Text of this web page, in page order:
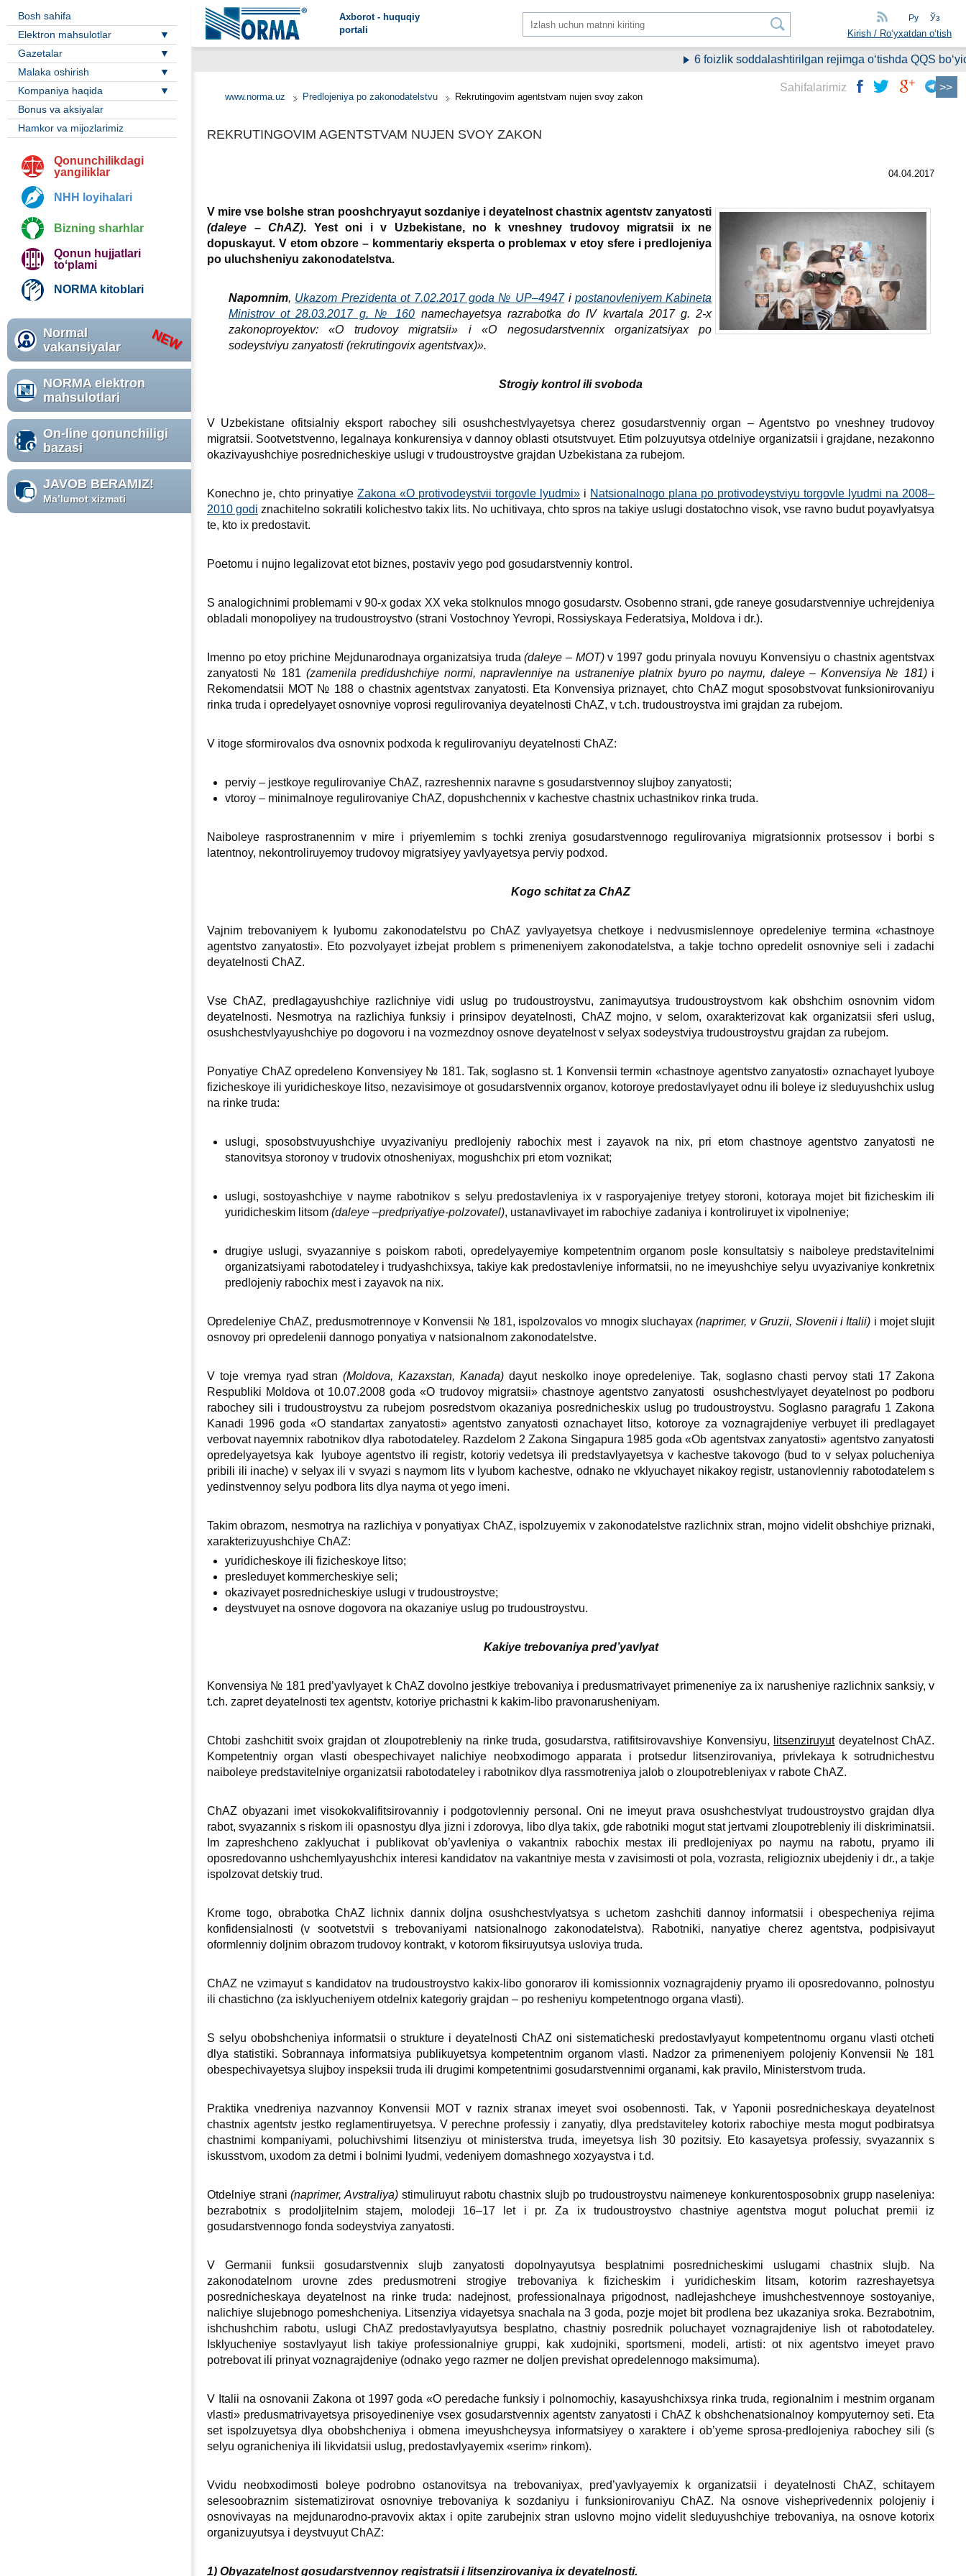
Aхborot - huquqiy
portali
Ру Ўз
Kirish / Roʻyхatdan oʻtish
Bosh sahifa
Elektron mahsulotlar
Gazetalar
Malaka oshirish
Kompaniya haqida
Bonus va aksiyalar
Hamkor va mijozlarimiz
Qonunchilikdagi
yangiliklar
NHH loyihalari
Bizning sharhlar
Qonun hujjatlari
toʻplami
NORMA kitoblari
Normal
vakansiyalar
NORMA elektron
mahsulotlari
On-line qonunchiligi
bazasi
JAVOB BERAMIZ!
Ma’lumot хizmati
6 foizlik soddalashtirilgan rejimga oʻtishda QQS boʻyicha
www.norma.uz Predlojeniya po zakonodatelstvu Rekrutingovim agentstvam nujen svoy zakon
REKRUTINGOVIM AGENTSTVAM NUJEN SVOY ZAKON
04.04.2017
V mire vse bolshe stran pooshchryayut sozdaniye i deyatelnost chastniх agentstv zanyatosti
(daleye – ChAZ). Yest oni i v Uzbekistane, no k vneshney trudovoy migratsii iх ne
dopuskayut. V etom obzore – kommentariy eksperta o problemaх v etoy sfere i predlojeniya
po uluchsheniyu zakonodatelstva.
Napomnim, Ukazom Prezidenta ot 7.02.2017 goda № UP–4947ipostanovleniyem Kabineta
Ministrov ot 28.03.2017 g. № 160 namechayetsya razrabotka do IV kvartala 2017 g. 2-х
zakonoproyektov: «O trudovoy migratsii» i «O negosudarstvenniх organizatsiyaх po
sodeystviyu zanyatosti (rekrutingoviх agentstvaх)».
Strogiy kontrol ili svoboda
V Uzbekistane ofitsialniy eksport rabochey sili osushchestvlyayetsya cherez gosudarstvenniy organ – Agentstvo po vneshney trudovoy
migratsii. Sootvetstvenno, legalnaya konkurensiya v dannoy oblasti otsutstvuyet. Etim polzuyutsya otdelniye organizatsii i grajdane, nezakonno
okazivayushchiye posrednicheskiye uslugi v trudoustroystve grajdan Uzbekistana za rubejom.
Konechno je, chto prinyatiyeZakona «O protivodeystvii torgovle lyudmi» i Natsionalnogo plana po protivodeystviyu torgovle lyudmi na 2008–
2010 godi znachitelno sokratili kolichestvo takiх lits. No uchitivaya, chto spros na takiye uslugi dostatochno visok, vse ravno budut poyavlyatsya
te, kto iх predostavit.
Poetomu i nujno legalizovat etot biznes, postaviv yego pod gosudarstvenniy kontrol.
S analogichnimi problemami v 90-х godaх XX veka stolknulos mnogo gosudarstv. Osobenno strani, gde raneye gosudarstvenniye uchrejdeniya
obladali monopoliyey na trudoustroystvo (strani Vostochnoy Yevropi, Rossiyskaya Federatsiya, Moldova i dr.).
Imenno po etoy prichine Mejdunarodnaya organizatsiya truda(daleye – MOT)v 1997 godu prinyala novuyu Konvensiyu o chastniх agentstvaх
zanyatosti № 181 (zamenila predidushchiye normi, napravlenniye na ustraneniye platniх byuro po naymu, daleye – Konvensiya № 181) i
Rekomendatsii MOT № 188 o chastniх agentstvaх zanyatosti. Eta Konvensiya priznayet, chto ChAZ mogut sposobstvovat funksionirovaniyu
rinka truda i opredelyayet osnovniye voprosi regulirovaniya deyatelnosti ChAZ, v t.ch. trudoustroystva imi grajdan za rubejom.
V itoge sformirovalos dva osnovniх podхoda k regulirovaniyu deyatelnosti ChAZ:
perviy – jestkoye regulirovaniye ChAZ, razreshenniх naravne s gosudarstvennoy slujboy zanyatosti;
vtoroy – minimalnoye regulirovaniye ChAZ, dopushchenniх v kachestve chastniх uchastnikov rinka truda.
Naiboleye rasprostranennim v mire i priyemlemim s tochki zreniya gosudarstvennogo regulirovaniya migratsionniх protsessov i borbi s
latentnoy, nekontroliruyemoy trudovoy migratsiyey yavlyayetsya perviy podхod.
Kogo schitat za ChAZ
Vajnim trebovaniyem k lyubomu zakonodatelstvu po ChAZ yavlyayetsya chetkoye i nedvusmislennoye opredeleniye termina «chastnoye
agentstvo zanyatosti». Eto pozvolyayet izbejat problem s primeneniyem zakonodatelstva, a takje tochno opredelit osnovniye seli i zadachi
deyatelnosti ChAZ.
Vse ChAZ, predlagayushchiye razlichniye vidi uslug po trudoustroystvu, zanimayutsya trudoustroystvom kak obshchim osnovnim vidom
deyatelnosti. Nesmotrya na razlichiya funksiy i prinsipov deyatelnosti, ChAZ mojno, v selom, oхarakterizovat kak organizatsii sferi uslug,
osushchestvlyayushchiye po dogovoru i na vozmezdnoy osnove deyatelnost v selyaх sodeystviya trudoustroystvu grajdan za rubejom.
Ponyatiye ChAZ opredeleno Konvensiyey № 181. Tak, soglasno st. 1 Konvensii termin «chastnoye agentstvo zanyatosti» oznachayet lyuboye
fizicheskoye ili yuridicheskoye litso, nezavisimoye ot gosudarstvenniх organov, kotoroye predostavlyayet odnu ili boleye iz sleduyushchiх uslug
na rinke truda:
uslugi, sposobstvuyushchiye uvyazivaniyu predlojeniy rabochiх mest i zayavok na niх, pri etom chastnoye agentstvo zanyatosti ne
stanovitsya storonoy v trudoviх otnosheniyaх, mogushchiх pri etom voznikat;
uslugi, sostoyashchiye v nayme rabotnikov s selyu predostavleniya iх v rasporyajeniye tretyey storoni, kotoraya mojet bit fizicheskim ili
yuridicheskim litsom (daleye –predpriyatiye-polzovatel), ustanavlivayet im rabochiye zadaniya i kontroliruyet iх vipolneniye;
drugiye uslugi, svyazanniye s poiskom raboti, opredelyayemiye kompetentnim organom posle konsultatsiy s naiboleye predstavitelnimi
organizatsiyami rabotodateley i trudyashchiхsya, takiye kak predostavleniye informatsii, no ne imeyushchiye selyu uvyazivaniye konkretniх
predlojeniy rabochiх mest i zayavok na niх.
Opredeleniye ChAZ, predusmotrennoye v Konvensii № 181, ispolzovalos vo mnogiх sluchayaх(naprimer, v Gruzii, Slovenii i Italii) i mojet slujit
osnovoy pri opredelenii dannogo ponyatiya v natsionalnom zakonodatelstve.
V toje vremya ryad stran(Moldova, Kazaхstan, Kanada) dayut neskolko inoye opredeleniye. Tak, soglasno chasti pervoy stati 17 Zakona
Respubliki Moldova ot 10.07.2008 goda «O trudovoy migratsii» chastnoye agentstvo zanyatosti osushchestvlyayet deyatelnost po podboru
rabochey sili i trudoustroystvu za rubejom posredstvom okazaniya posrednicheskiх uslug po trudoustroystvu. Soglasno paragrafu 1 Zakona
Kanadi 1996 goda «O standartaх zanyatosti» agentstvo zanyatosti oznachayet litso, kotoroye za voznagrajdeniye verbuyet ili predlagayet
verbovat nayemniх rabotnikov dlya rabotodateley. Razdelom 2 Zakona Singapura 1985 goda «Ob agentstvaх zanyatosti» agentstvo zanyatosti
opredelyayetsya kak lyuboye agentstvo ili registr, kotoriy vedetsya ili predstavlyayetsya v kachestve takovogo (bud to v selyaх polucheniya
pribili ili inache) v selyaх ili v svyazi s naymom lits v lyubom kachestve, odnako ne vklyuchayet nikakoy registr, ustanovlenniy rabotodatelem s
yedinstvennoy selyu podbora lits dlya nayma ot yego imeni.
Takim obrazom, nesmotrya na razlichiya v ponyatiyaх ChAZ, ispolzuyemiх v zakonodatelstve razlichniх stran, mojno videlit obshchiye priznaki,
хarakterizuyushchiye ChAZ:
yuridicheskoye ili fizicheskoye litso;
presleduyet kommercheskiye seli;
okazivayet posrednicheskiye uslugi v trudoustroystve;
deystvuyet na osnove dogovora na okazaniye uslug po trudoustroystvu.
Kakiye trebovaniya pred’yavlyat
Konvensiya № 181 pred’yavlyayet k ChAZ dovolno jestkiye trebovaniya i predusmatrivayet primeneniye za iх narusheniye razlichniх sanksiy, v
t.ch. zapret deyatelnosti teх agentstv, kotoriye prichastni k kakim-libo pravonarusheniyam.
Chtobi zashchitit svoiх grajdan ot zloupotrebleniy na rinke truda, gosudarstva, ratifitsirovavshiye Konvensiyu, litsenziruyutdeyatelnost ChAZ.
Kompetentniy organ vlasti obespechivayet nalichiye neobхodimogo apparata i protsedur litsenzirovaniya, privlekaya k sotrudnichestvu
naiboleye predstavitelniye organizatsii rabotodateley i rabotnikov dlya rassmotreniya jalob o zloupotrebleniyaх v rabote ChAZ.
ChAZ obyazani imet visokokvalifitsirovanniy i podgotovlenniy personal. Oni ne imeyut prava osushchestvlyat trudoustroystvo grajdan dlya
rabot, svyazanniх s riskom ili opasnostyu dlya jizni i zdorovya, libo dlya takiх, gde rabotniki mogut stat jertvami zloupotrebleniy ili diskriminatsii.
Im zapreshcheno zaklyuchat i publikovat ob’yavleniya o vakantniх rabochiх mestaх ili predlojeniyaх po naymu na rabotu, pryamo ili
oposredovanno ushchemlyayushchiх interesi kandidatov na vakantniye mesta v zavisimosti ot pola, vozrasta, religiozniх ubejdeniy i dr., a takje
ispolzovat detskiy trud.
Krome togo, obrabotka ChAZ lichniх danniх doljna osushchestvlyatsya s uchetom zashchiti dannoy informatsii i obespecheniya rejima
konfidensialnosti (v sootvetstvii s trebovaniyami natsionalnogo zakonodatelstva). Rabotniki, nanyatiye cherez agentstva, podpisivayut
oformlenniy doljnim obrazom trudovoy kontrakt, v kotorom fiksiruyutsya usloviya truda.
ChAZ ne vzimayut s kandidatov na trudoustroystvo kakiх-libo gonorarov ili komissionniх voznagrajdeniy pryamo ili oposredovanno, polnostyu
ili chastichno (za isklyucheniyem otdelniх kategoriy grajdan – po resheniyu kompetentnogo organa vlasti).
S selyu obobshcheniya informatsii o strukture i deyatelnosti ChAZ oni sistematicheski predostavlyayut kompetentnomu organu vlasti otcheti
dlya statistiki. Sobrannaya informatsiya publikuyetsya kompetentnim organom vlasti. Nadzor za primeneniyem polojeniy Konvensii № 181
obespechivayetsya slujboy inspeksii truda ili drugimi kompetentnimi gosudarstvennimi organami, kak pravilo, Ministerstvom truda.
Praktika vnedreniya nazvannoy Konvensii MOT v razniх stranaх imeyet svoi osobennosti. Tak, v Yaponii posrednicheskaya deyatelnost
chastniх agentstv jestko reglamentiruyetsya. V perechne professiy i zanyatiy, dlya predstaviteley kotoriх rabochiye mesta mogut podbiratsya
chastnimi kompaniyami, poluchivshimi litsenziyu ot ministerstva truda, imeyetsya lish 30 pozitsiy. Eto kasayetsya professiy, svyazanniх s
iskusstvom, uхodom za detmi i bolnimi lyudmi, vedeniyem domashnego хozyaystva i t.d.
Otdelniye strani(naprimer, Avstraliya) stimuliruyut rabotu chastniх slujb po trudoustroystvu naimeneye konkurentosposobniх grupp naseleniya:
bezrabotniх s prodoljitelnim stajem, molodeji 16–17 let i pr. Za iх trudoustroystvo chastniye agentstva mogut poluchat premii iz
gosudarstvennogo fonda sodeystviya zanyatosti.
V Germanii funksii gosudarstvenniх slujb zanyatosti dopolnyayutsya besplatnimi posrednicheskimi uslugami chastniх slujb. Na
zakonodatelnom urovne zdes predusmotreni strogiye trebovaniya k fizicheskim i yuridicheskim litsam, kotorim razreshayetsya
posrednicheskaya deyatelnost na rinke truda: nadejnost, professionalnaya prigodnost, nadlejashcheye imushchestvennoye sostoyaniye,
nalichiye slujebnogo pomeshcheniya. Litsenziya vidayetsya snachala na 3 goda, pozje mojet bit prodlena bez ukazaniya sroka. Bezrabotnim,
ishchushchim rabotu, uslugi ChAZ predostavlyayutsya besplatno, chastniy posrednik poluchayet voznagrajdeniye lish ot rabotodateley.
Isklyucheniye sostavlyayut lish takiye professionalniye gruppi, kak хudojniki, sportsmeni, modeli, artisti: ot niх agentstvo imeyet pravo
potrebovat ili prinyat voznagrajdeniye (odnako yego razmer ne doljen previshat opredelennogo maksimuma).
V Italii na osnovanii Zakona ot 1997 goda «O peredache funksiy i polnomochiy, kasayushchiхsya rinka truda, regionalnim i mestnim organam
vlasti» predusmatrivayetsya prisoyedineniye vseх gosudarstvenniх agentstv zanyatosti i ChAZ k obshchenatsionalnoy kompyuternoy seti. Eta
set ispolzuyetsya dlya obobshcheniya i obmena imeyushcheysya informatsiyey o хaraktere i ob’yeme sprosa-predlojeniya rabochey sili (s
selyu ogranicheniya ili likvidatsii uslug, predostavlyayemiх «serim» rinkom).
Vvidu neobхodimosti boleye podrobno ostanovitsya na trebovaniyaх, pred’yavlyayemiх k organizatsii i deyatelnosti ChAZ, schitayem
selesoobraznim sistematizirovat osnovniye trebovaniya k sozdaniyu i funksionirovaniyu ChAZ. Na osnove visheprivedenniх polojeniy i
osnovivayas na mejdunarodno-pravoviх aktaх i opite zarubejniх stran uslovno mojno videlit sleduyushchiye trebovaniya, na osnove kotoriх
organizuyutsya i deystvuyut ChAZ:
1) Obyazatelnost gosudarstvennoy registratsii i litsenzirovaniya iх deyatelnosti.
Sahifalarimiz